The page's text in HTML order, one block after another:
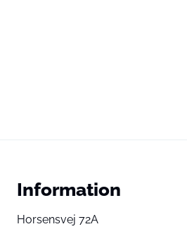
Information
Horsensvej 72A